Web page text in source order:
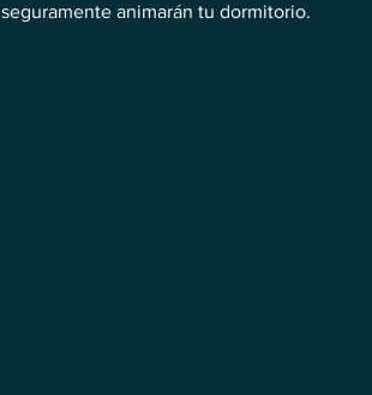
seguramente animarán tu dormitorio.